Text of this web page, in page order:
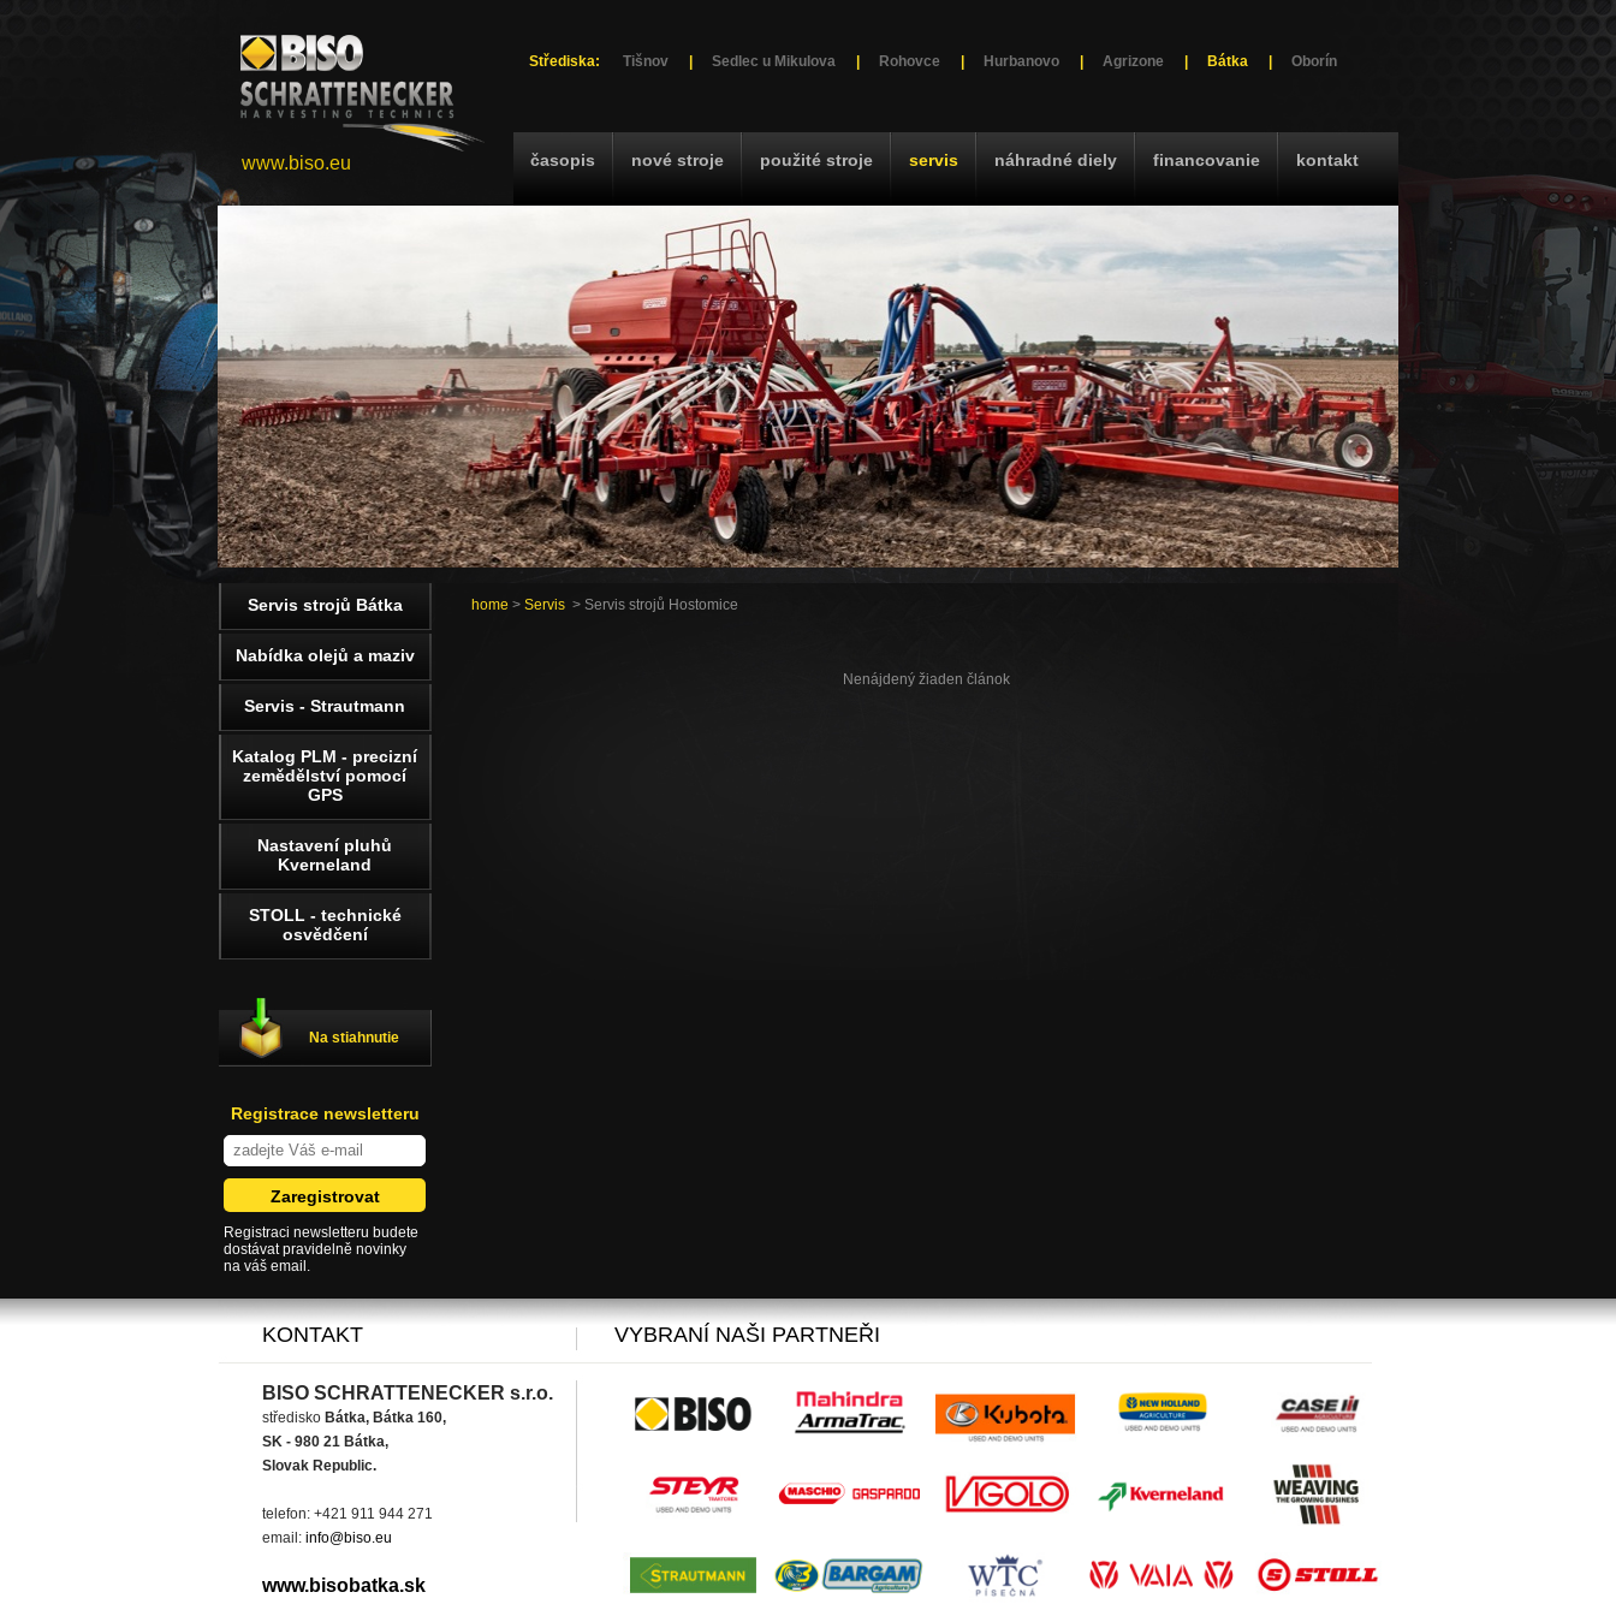
Střediska: Tišnov Sedlec u Mikulova Rohovce Hurbanovo Agrizone Bátka Oborín
časopis nové stroje použité stroje servis náhradné diely financovanie kontakt
www.biso.eu
home > Servis > Servis strojů Hostomice
Nenájdený žiaden článok
Servis strojů Bátka
Nabídka olejů a maziv
Servis - Strautmann
Katalog PLM - precizní
zemědělství pomocí
GPS
Nastavení pluhů
Kverneland
STOLL - technické
osvědčení
Na stiahnutie
Registrace newsletteru
Registraci newsletteru budete
dostávat pravidelně novinky
na váš email.
KONTAKT
BISO SCHRATTENECKER s.r.o.
středisko Bátka, Bátka 160,
SK - 980 21 Bátka,
Slovak Republic.
telefon: +421 911 944 271
email: info@biso.eu
www.bisobatka.sk
VYBRANÍ NAŠI PARTNEŘI